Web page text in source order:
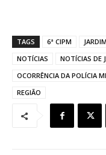
TAGS 6ª CIPM
NOTÍCIAS
NOTÍCIAS DE
OCORRÊNCIA DA POLÍCIA
REGIÃO